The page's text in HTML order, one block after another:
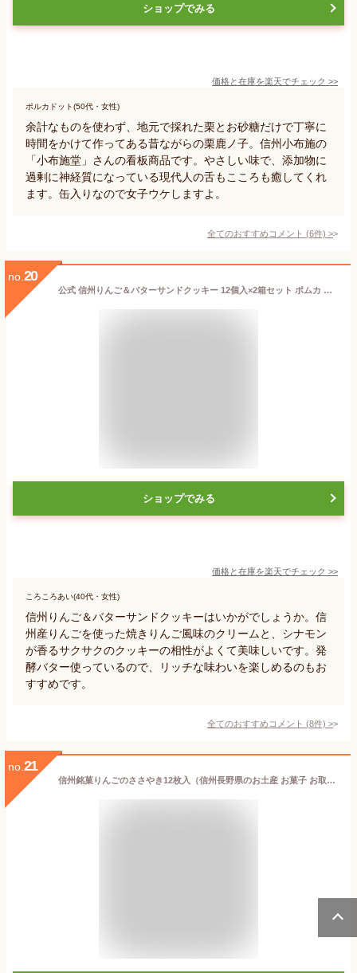
ショップでみる
価格と在庫を楽天でチェック >>
ポルカドット(50代・女性)
余計なものを使わず、地元で採れた栗とお砂糖だけで丁寧に
時間をかけて作ってある昔ながらの栗鹿ノ子。信州小布施の
「小布施堂」さんの看板商品です。やさしい味で、添加物に
過剰に神経質になっている現代人の舌もこころも癒してくれ
ます。缶入りなので女子ウケしますよ。
全てのおすすめコメント (6件) >
no. 20
公式 信州りんご＆バターサンドクッキー 12個入×2箱セット ポムカ 長野県 お土産 ギフト 取り寄せ 人気 クッキー スイーツ お菓子 洋菓子 おみやげ プレゼント 贈り物【長野土産】
ショップでみる
価格と在庫を楽天でチェック >>
ころころあい(40代・女性)
信州りんご＆バターサンドクッキーはいかがでしょうか。信
州産りんごを使った焼きりんご風味のクリームと、シナモン
が香るサクサクのクッキーの相性がよくて美味しいです。発
酵バター使っているので、リッチな味わいを楽しめるのもお
すすめです。
全てのおすすめコメント (8件) >
no. 21
信州銘菓りんごのささやき12枚入（信州長野県のお土産 お菓子 お取り寄せ スイーツ おみやげ 林檎お菓子 林檎クッキー ウエハース 洋菓子 長野土産 長野お土産 通販）